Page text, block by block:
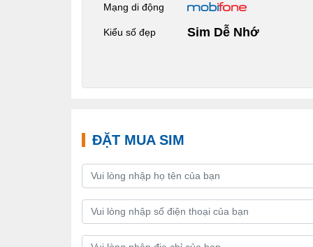
Mạng di động
Kiểu số đẹp Sim Dễ Nhớ
ĐẶT MUA SIM